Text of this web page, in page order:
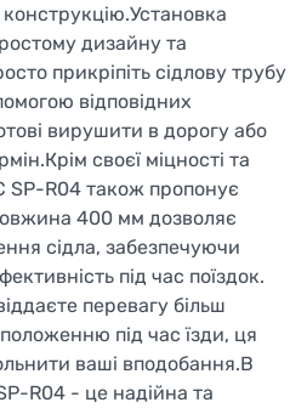
дизайну та
прикріпіть сідлову трубу
відповідних
вирушити в дорогу або
своєї міцності та
SP-R04 також пропонує
400 мм дозволяє
сідла, забезпечуючи
під час поїздок.
перевагу більш
під час їзди, ця
ваші вподобання.В
R04 - це надійна та